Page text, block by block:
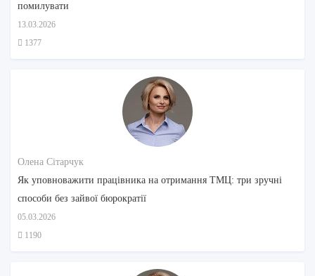
помилувати
13.03.2026
1377
Олена Сітарчук
Як уповноважити працівника на отримання ТМЦ: три зручні
способи без зайвої бюрократії
05.03.2026
1190